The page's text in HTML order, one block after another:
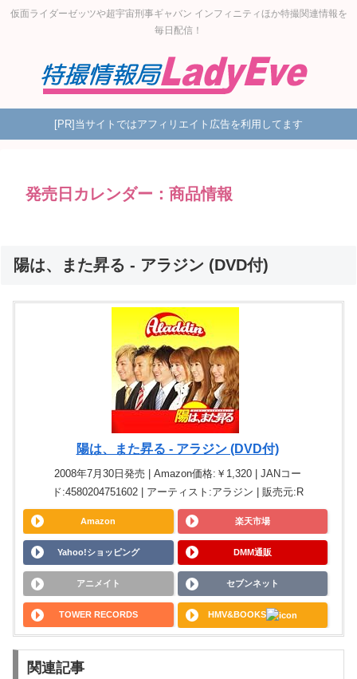
仮面ライダーゼッツや超宇宙刑事ギャバン インフィニティほか特撮関連情報を
毎日配信！
[PR]当サイトではアフィリエイト広告を利用してます
発売日カレンダー：商品情報
陽は、また昇る - アラジン (DVD付)
陽は、また昇る - アラジン (DVD付)
2008年7月30日発売 | Amazon価格:￥1,320 | JANコー
ド:4580204751602 | アーティスト:アラジン | 販売元:R
Amazon 楽天市場
Yahoo!ショッピング DMM通販
アニメイト セブンネット
TOWER RECORDS HMV&BOOKS
関連記事